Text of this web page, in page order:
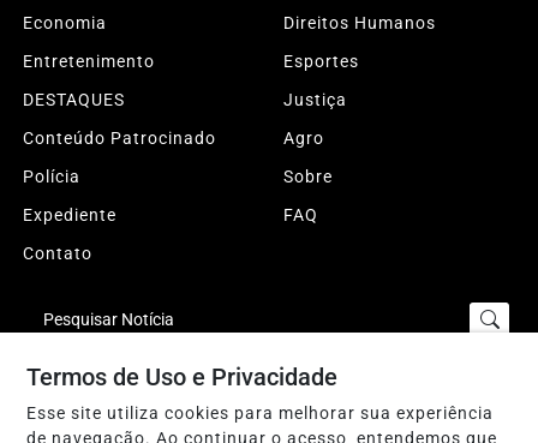
Economia
Direitos Humanos
Entretenimento
Esportes
DESTAQUES
Justiça
Conteúdo Patrocinado
Agro
Polícia
Sobre
Expediente
FAQ
Contato
Pesquisar Notícia
© 2026 Sertão da Paraíba. Todos os direitos reservados.
Conteúdo protegido pela legislação brasileira de direitos autorais.
Termos de Uso e Privacidade
Esse site utiliza cookies para melhorar sua experiência
de navegação. Ao continuar o acesso, entendemos que